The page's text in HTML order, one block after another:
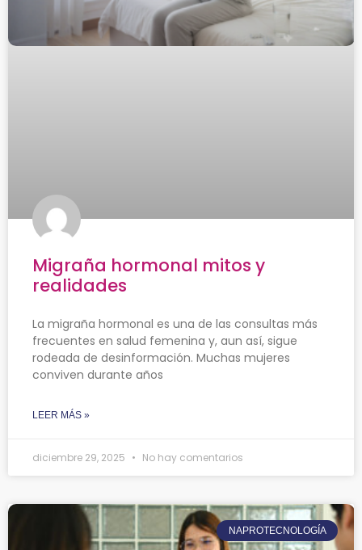
Migraña hormonal mitos y
realidades
La migraña hormonal es una de las consultas más
frecuentes en salud femenina y, aun así, sigue
rodeada de desinformación. Muchas mujeres
conviven durante años
LEER MÁS »
diciembre 29, 2025 No hay comentarios
NAPROTECNOLOGÍA